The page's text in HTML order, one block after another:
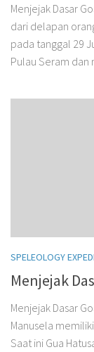
Menjejak Dasar
dari delapan
pada tanggal 29
Pulau Seram dan
SPELEOLOGY
Menjejak
Menjejak Dasar
Manusela
Saat ini Gua